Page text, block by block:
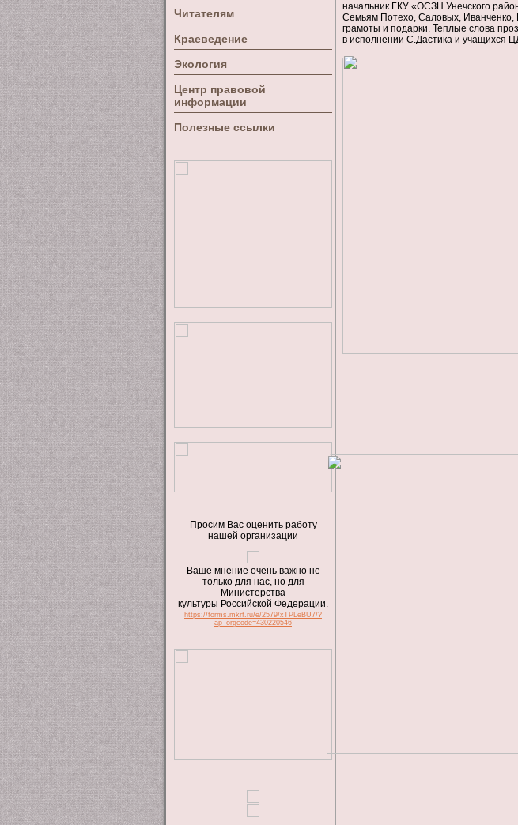
Читателям
Краеведение
Экология
Центр правовой
информации
Полезные ссылки
Просим Вас оценить работу
нашей организации
Ваше мнение очень важно не
только для нас, но для
Министерства
культуры Российской Федерации.
https://forms.mkrf.ru/e/2579/xTPLeBU7/?
ap_orgcode=430220546
начальник ГКУ «ОСЗН Унечского
Семьям Потехо, Саловых, Иванченко,
грамоты и подарки. Теплые слова
в исполнении С.Дастика и учащихся